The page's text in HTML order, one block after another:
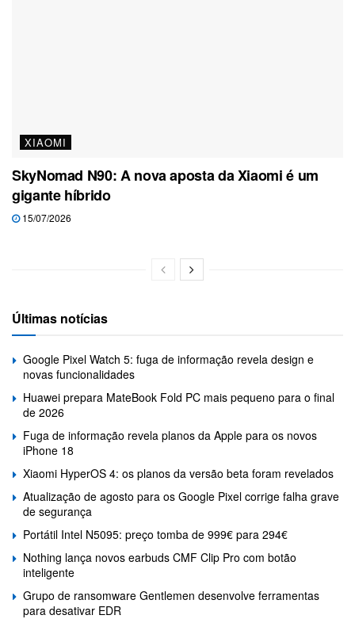
XIAOMI
SkyNomad N90: A nova aposta da Xiaomi é um
gigante híbrido
15/07/2026
Últimas notícias
Google Pixel Watch 5: fuga de informação revela design e
novas funcionalidades
Huawei prepara MateBook Fold PC mais pequeno para o final
de 2026
Fuga de informação revela planos da Apple para os novos
iPhone 18
Xiaomi HyperOS 4: os planos da versão beta foram revelados
Atualização de agosto para os Google Pixel corrige falha grave
de segurança
Portátil Intel N5095: preço tomba de 999€ para 294€
Nothing lança novos earbuds CMF Clip Pro com botão
inteligente
Grupo de ransomware Gentlemen desenvolve ferramentas
para desativar EDR